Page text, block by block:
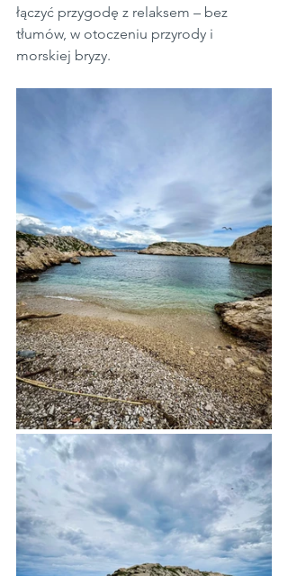
łączyć przygodę z relaksem – bez
tłumów, w otoczeniu przyrody i
morskiej bryzy.